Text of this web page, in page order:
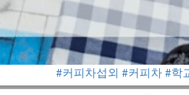
#커피차섭외 #커피차 #학